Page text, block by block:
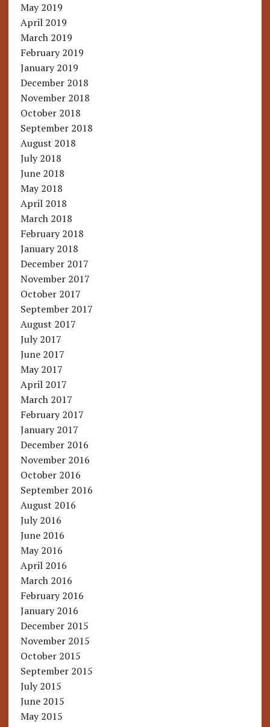
May 2019
April 2019
March 2019
February 2019
January 2019
December 2018
November 2018
October 2018
September 2018
August 2018
July 2018
June 2018
May 2018
April 2018
March 2018
February 2018
January 2018
December 2017
November 2017
October 2017
September 2017
August 2017
July 2017
June 2017
May 2017
April 2017
March 2017
February 2017
January 2017
December 2016
November 2016
October 2016
September 2016
August 2016
July 2016
June 2016
May 2016
April 2016
March 2016
February 2016
January 2016
December 2015
November 2015
October 2015
September 2015
July 2015
June 2015
May 2015